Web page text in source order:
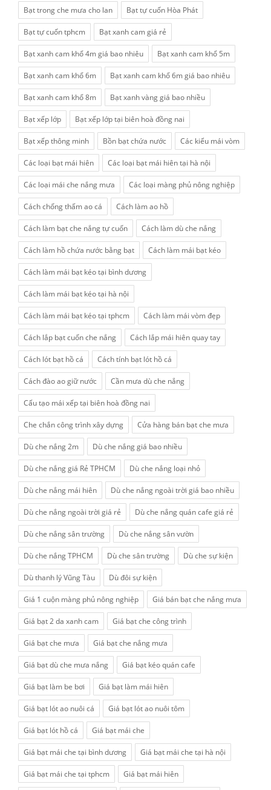
Bạt trong che mưa cho lan Bạt tự cuốn Hòa Phát
Bạt tự cuốn tphcm Bạt xanh cam giá rẻ
Bạt xanh cam khổ 4m giá bao nhiêu Bạt xanh cam khổ 5m
Bạt xanh cam khổ 6m Bạt xanh cam khổ 6m giá bao nhiêu
Bạt xanh cam khổ 8m Bạt xanh vàng giá bao nhiều
Bạt xếp lớp Bạt xếp lớp tại biên hoà đồng nai
Bạt xếp thông minh Bồn bạt chứa nước Các kiểu mái vòm
Các loại bạt mái hiên Các loại bạt mái hiên tại hà nội
Các loại mái che nắng mưa Các loại màng phủ nông nghiệp
Cách chống thấm ao cá Cách làm ao hồ
Cách làm bạt che nắng tự cuốn Cách làm dù che nắng
Cách làm hồ chứa nước bằng bạt Cách làm mái bạt kéo
Cách làm mái bạt kéo tại bình dương
Cách làm mái bạt kéo tại hà nội
Cách làm mái bạt kéo tại tphcm Cách làm mái vòm đẹp
Cách lắp bạt cuốn che nắng Cách lắp mái hiên quay tay
Cách lót bạt hồ cá Cách tính bạt lót hồ cá
Cách đào ao giữ nước Cần mưa dù che nắng
Cấu tạo mái xếp tại biên hoà đồng nai
Che chắn công trình xây dựng Cửa hàng bán bạt che mưa
Dù che nắng 2m Dù che nắng giá bao nhiều
Dù che nắng giá Rẻ TPHCM Dù che nắng loại nhỏ
Dù che nắng mái hiên Dù che nắng ngoài trời giá bao nhiều
Dù che nắng ngoài trời giá rẻ Dù che nắng quán cafe giá rẻ
Dù che nắng sân trường Dù che nắng sân vườn
Dù che nắng TPHCM Dù che sân trường Dù che sự kiện
Dù thanh lý Vũng Tàu Dù đôi sự kiện
Giá 1 cuộn màng phủ nông nghiệp Giá bán bạt che nắng mưa
Giá bạt 2 da xanh cam Giá bạt che công trình
Giá bạt che mưa Giá bạt che nắng mưa
Giá bạt dù che mưa nắng Giá bạt kéo quán cafe
Giá bạt làm be bơi Giá bạt làm mái hiên
Giá bạt lót ao nuôi cá Giá bạt lót ao nuôi tôm
Giá bạt lót hồ cá Giá bạt mái che
Giá bạt mái che tại bình dương Giá bạt mái che tại hà nội
Giá bạt mái che tại tphcm Giá bạt mái hiên